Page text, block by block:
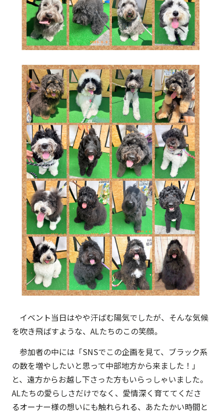
イベント当日はやや汗ばむ陽気でしたが、そんな気候
を吹き飛ばすような、ALたちのこの笑顔。
参加者の中には「SNSでこの企画を見て、ブラック系
の数を増やしたいと思って中部地方から来ました！」
と、遠方からお越し下さった方もいらっしゃいました。
ALたちの愛らしさだけでなく、愛情深く育ててくださ
るオーナー様の想いにも触れられる、あたたかい時間と